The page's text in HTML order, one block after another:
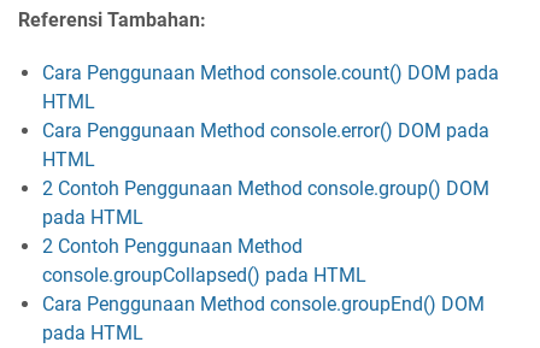
Referensi Tambahan:
Cara Penggunaan Method console.count() DOM pada
HTML
Cara Penggunaan Method console.error() DOM pada
HTML
2 Contoh Penggunaan Method console.group() DOM
pada HTML
2 Contoh Penggunaan Method
console.groupCollapsed() pada HTML
Cara Penggunaan Method console.groupEnd() DOM
pada HTML